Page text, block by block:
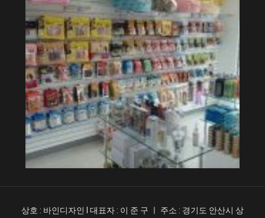
상호 : 바인디자인 l 대표자 : 이 준 구 ㅣ 주소 : 경기도 안산시 상